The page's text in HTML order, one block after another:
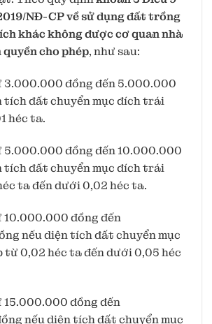
NĐ-CP về sử dụng đất trồng
khác không được cơ quan nhà
cho phép, như sau:
3.000.000 đồng đến 5.000.000
tích đất chuyển mục đích trái
héc ta.
đồng đến 10.000.000
tích đất chuyển mục đích trái
ta đến dưới 0,02 héc ta.
đồng đến
nếu diện tích đất chuyển mục
0,02 héc ta đến dưới 0,05 héc
đồng đến
nếu diện tích đất chuyển mục